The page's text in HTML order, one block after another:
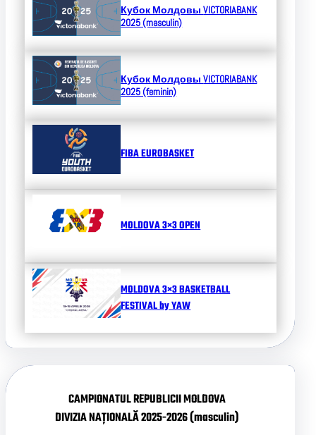
Кубок МолдовыVICTORIABANK
2025 (masculin)
Кубок МолдовыVICTORIABANK
2025 (feminin)
FIBA EUROBASKET
MOLDOVA 3×3 OPEN
MOLDOVA 3×3 BASKETBALL
FESTIVAL by YAW
CAMPIONATUL REPUBLICII MOLDOVA
DIVIZIA NAȚIONALĂ 2025-2026 (masculin)